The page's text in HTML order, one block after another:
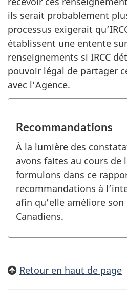
ils serait probablement
processus exigerait
établissent une entente
renseignements si IRCC
pouvoir légal de partager
avec l’Agence.
Recommandations
À la lumière des
avons faites au cours de
formulons dans ce
recommandations à
afin qu’elle améliore son
Canadiens.
Retour en haut de page